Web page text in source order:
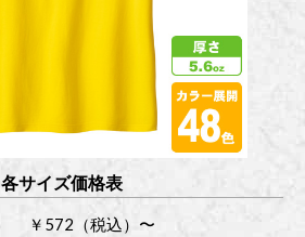
各サイズ価格表
￥572（税込）〜